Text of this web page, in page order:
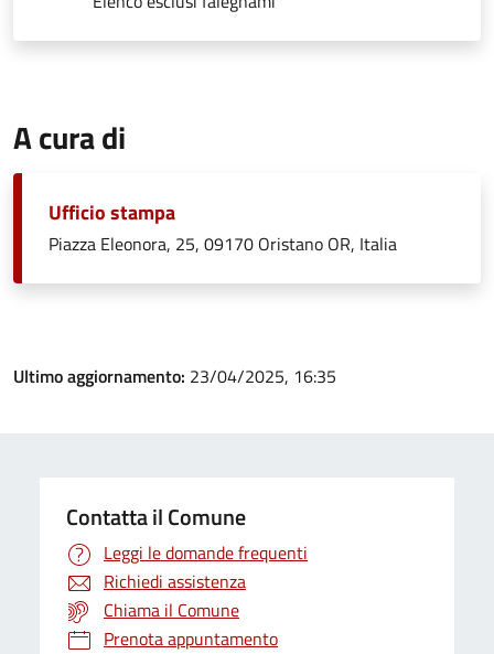
A cura di
Ufficio stampa
Piazza Eleonora, 25, 09170 Oristano OR, Italia
Ultimo aggiornamento: 23/04/2025, 16:35
Contatta il Comune
Leggi le domande frequenti
Richiedi assistenza
Chiama il Comune
Prenota appuntamento